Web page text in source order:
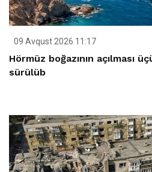
09 Avqust 2026 11:17
Hörmüz boğazının açılması
sürülüb